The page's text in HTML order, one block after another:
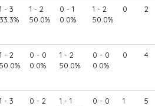
1 - 3
33.3%
1 - 2
50.0%
0 - 1
0.0%
1 - 2
50.0%
0 2
1 - 2
50.0%
0 - 0
0.0%
1 - 2
50.0%
0 - 0
0.0%
0 4
1 - 3
0 - 2
1 - 1
0 - 0
1 5